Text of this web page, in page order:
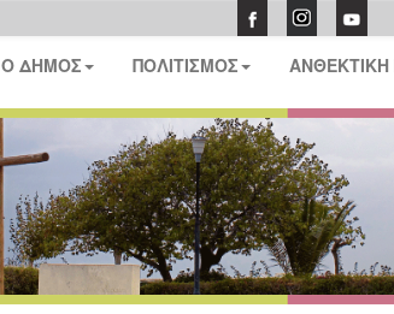
Ο ΔΗΜΟΣ ΠΟΛΙΤΙΣΜΟΣ